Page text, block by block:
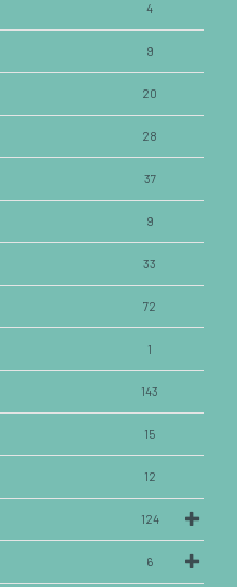
4
9
20
28
37
9
33
72
1
143
15
12
124
6